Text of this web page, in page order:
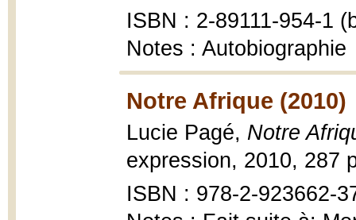
ISBN : 2-89111-954-1
Notes : Autobiographie
Notre Afrique (2010)
Lucie Pagé, Notre
expression, 2010, 287
ISBN : 978-2-923662-